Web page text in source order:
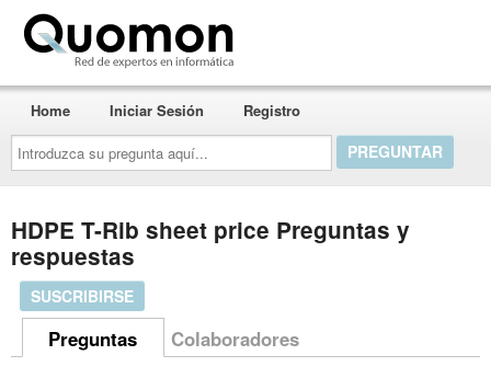
Introduzca
su
pregunta
aquí...
Home Iniciar Sesión Registro
HDPE T-Rib sheet price Preguntas y
respuestas
SUSCRIBIRSE
Preguntas Colaboradores